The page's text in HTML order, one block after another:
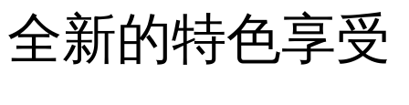
全新的特色享受